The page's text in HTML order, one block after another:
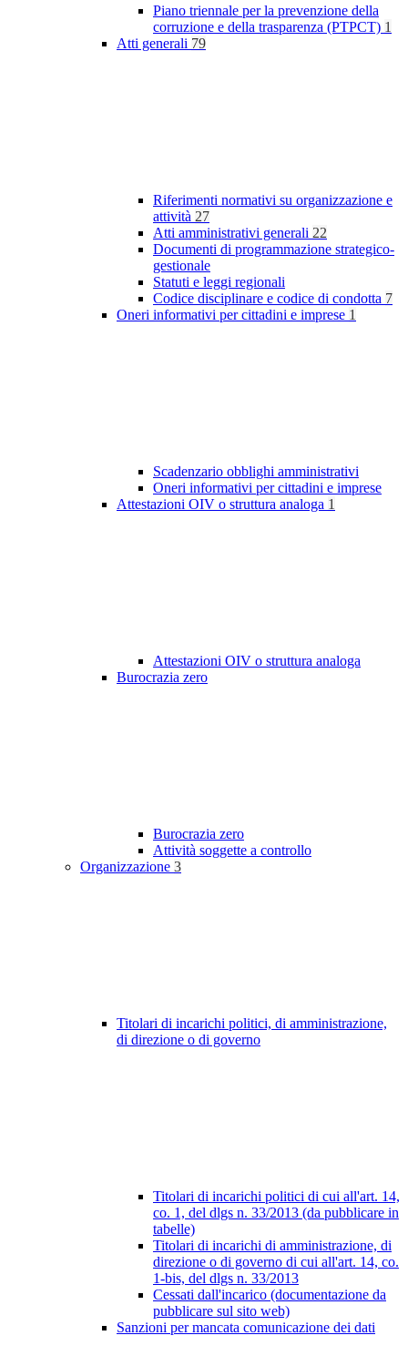
Piano triennale per la prevenzione della
corruzione e della trasparenza (PTPCT) 1
Atti generali 79
Riferimenti normativi su organizzazione e
attività 27
Atti amministrativi generali 22
Documenti di programmazione strategico-
gestionale
Statuti e leggi regionali
Codice disciplinare e codice di condotta 7
Oneri informativi per cittadini e imprese 1
Scadenzario obblighi amministrativi
Oneri informativi per cittadini e imprese
Attestazioni OIV o struttura analoga 1
Attestazioni OIV o struttura analoga
Burocrazia zero
Burocrazia zero
Attività soggette a controllo
Organizzazione 3
Titolari di incarichi politici, di amministrazione,
di direzione o di governo
Titolari di incarichi politici di cui all'art. 14,
co. 1, del dlgs n. 33/2013 (da pubblicare in
tabelle)
Titolari di incarichi di amministrazione, di
direzione o di governo di cui all'art. 14, co.
1-bis, del dlgs n. 33/2013
Cessati dall'incarico (documentazione da
pubblicare sul sito web)
Sanzioni per mancata comunicazione dei dati